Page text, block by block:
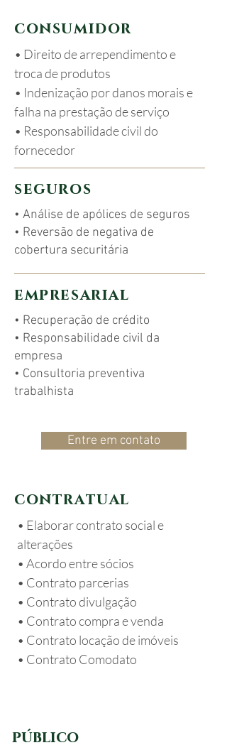
c o n s u m i d o r
• Direito de arrependimento e
troca de produtos
• Indenização por danos morais e
falha na prestação de serviço
• Responsabilidade civil do
fornecedor
s e g u r o s
• Análise de apólices de seguros
• Reversão de negativa de
cobertura securitária
e m p r e s a r i a l
• Recuperação de crédito
• Responsabilidade civil da
empresa
• Consultoria preventiva
trabalhista
Entre em contato
c o n t r a t u a l
• Elaborar contrato social e
alterações
• Acordo entre sócios
• Contrato parcerias
• Contrato divulgação
• Contrato compra e venda
• Contrato locação de imóveis
• Contrato Comodato
público